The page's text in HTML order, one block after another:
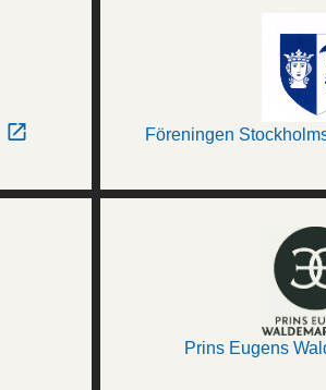
Föreningen
Prins Eugens